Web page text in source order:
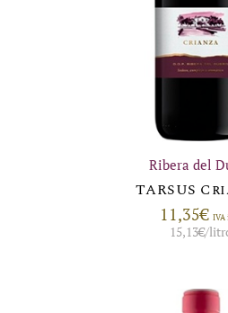
Ribera del
TARSUS
11,35€ IVA
15,13€/